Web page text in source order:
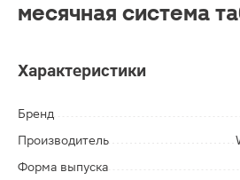
месячная система
Характеристики
Бренд
Производитель
Форма выпуска